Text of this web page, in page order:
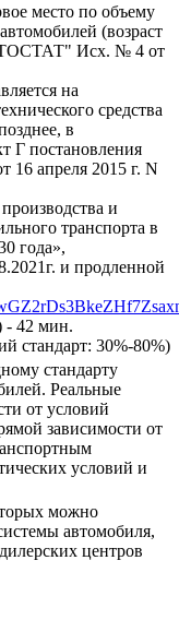
место по объему
(возраст
Исх. № 4 от
на
средства
в
Г постановления
16 апреля 2015 г. N
и
транспорта в
года»,
и продленной
- 42 мин.
стандарт: 30%-80%)
стандарту
Реальные
от условий
зависимости от
условий и
можно
автомобиля,
центров